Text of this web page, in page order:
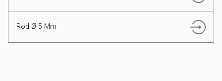
Rod Ø 5 Mm